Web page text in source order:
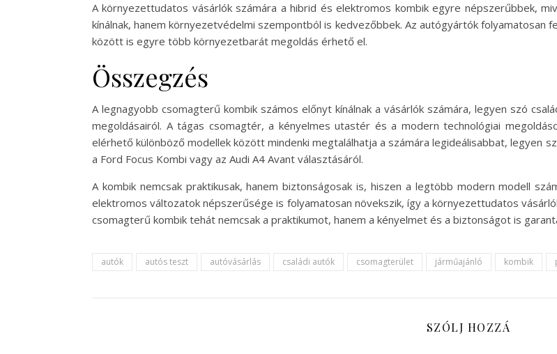
A környezettudatos vásárlók számára a hibrid és elektromos kombik egyre népszerűbbek,
kínálnak, hanem környezetvédelmi szempontból is kedvezőbbek. Az autógyártók folyamatosan
között is egyre több környezetbarát megoldás érhető el.
Összegzés
A legnagyobb csomagterű kombik számos előnyt kínálnak a vásárlók számára, legyen szó
megoldásairól. A tágas csomagtér, a kényelmes utastér és a modern technológiai
elérhető különböző modellek között mindenki megtalálhatja a számára legideálisabbat, legyen
a Ford Focus Kombi vagy az Audi A4 Avant választásáról.
A kombik nemcsak praktikusak, hanem biztonságosak is, hiszen a legtöbb modern modell
elektromos változatok népszerűsége is folyamatosan növekszik, így a környezettudatos
csomagterű kombik tehát nemcsak a praktikumot, hanem a kényelmet és a biztonságot is
autók autós teszt autóvásárlás családi autók csomagterület járműajánló kombik
SZÓLJ HOZZÁ